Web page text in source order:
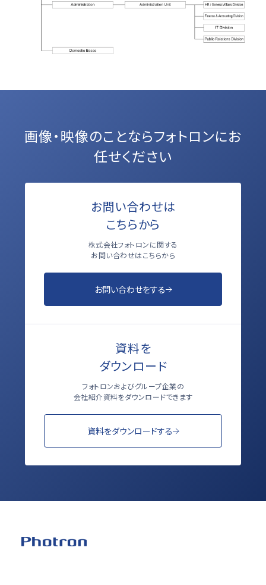
画像・映像のことならフォトロンにお
任せください
お問い合わせは
こちらから
株式会社フォトロンに関する
お問い合わせはこちらから
お問い合わせをする
資料を
ダウンロード
フォトロンおよびグループ企業の
会社紹介資料をダウンロードできます
資料をダウンロードする